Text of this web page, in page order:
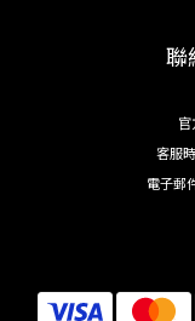
聯
客服
電子郵